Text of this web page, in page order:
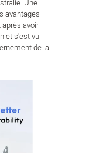
Une
avantages
avoir
et s'est vu
de la